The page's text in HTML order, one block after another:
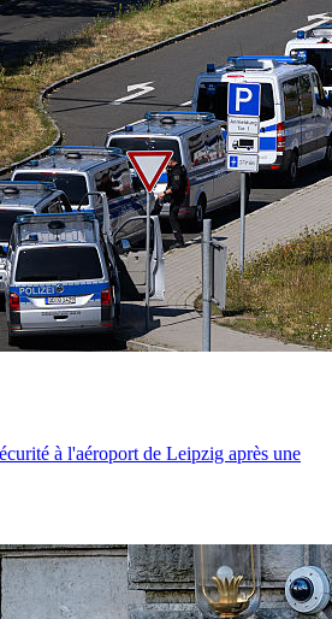
à l'aéroport de Leipzig après une